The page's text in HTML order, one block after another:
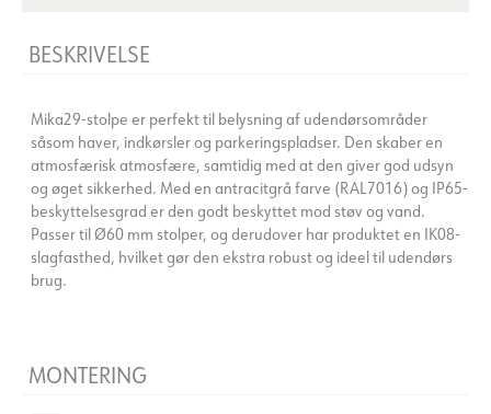
BESKRIVELSE
Mika29-stolpe er perfekt til belysning af udendørsområder
såsom haver, indkørsler og parkeringspladser. Den skaber en
atmosfærisk atmosfære, samtidig med at den giver god udsyn
og øget sikkerhed. Med en antracitgrå farve (RAL7016) og IP65-
beskyttelsesgrad er den godt beskyttet mod støv og vand.
Passer til Ø60 mm stolper, og derudover har produktet en IK08-
slagfasthed, hvilket gør den ekstra robust og ideel til udendørs
brug.
MONTERING